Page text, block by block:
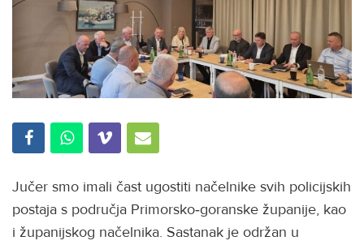
Jučer smo imali čast ugostiti načelnike svih policijskih
postaja s područja Primorsko‑goranske županije, kao
i županijskog načelnika. Sastanak je održan u